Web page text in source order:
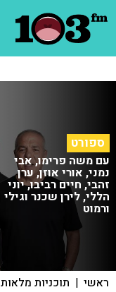
ספורט
עם משה פרימו, אבי
נמני, אורי אוזן, ערן
זהבי, חיים רביבו, יוני
הללי, לירן שכנר וגילי
ורמוט
ראשי | תוכניות מלאות